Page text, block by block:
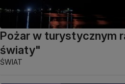
Pożar w turystycznym
światy"
ŚWIAT